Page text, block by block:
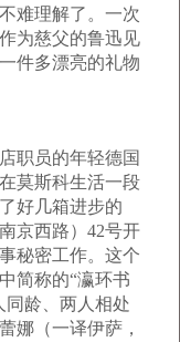
难理解了。一次
为慈父的鲁迅见
件多漂亮的礼物
职员的年轻德国
莫斯科生活一段
好几箱进步的
京西路）42号开
秘密工作。这个
简称的“瀛环书
同龄、两人相处
娜（一译伊萨，